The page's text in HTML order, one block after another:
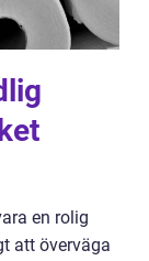
en rolig
att överväga